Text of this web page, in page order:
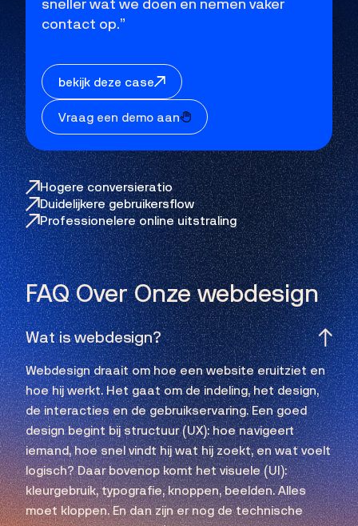
sneller wat we doen en nemen vaker
contact op.”
bekijk deze case
Vraag een demo aan
Hogere conversieratio
Duidelijkere gebruikersflow
Professionelere online uitstraling
FAQ Over Onze webdesign
Wat is webdesign?
Webdesign draait om hoe een website eruitziet en
hoe hij werkt. Het gaat om de indeling, het design,
de interacties en de gebruikservaring. Een goed
design begint bij structuur (UX): hoe navigeert
iemand, hoe snel vindt hij wat hij zoekt, en wat voelt
logisch? Daar bovenop komt het visuele (UI):
kleurgebruik, typografie, knoppen, beelden. Alles
moet kloppen. En dan zijn er nog de technische